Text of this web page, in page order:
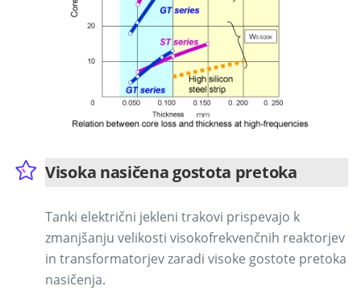
Visoka nasičena gostota pretoka
Tanki električni jekleni trakovi prispevajo k
zmanjšanju velikosti visokofrekvenčnih reaktorjev
in transformatorjev zaradi visoke gostote pretoka
nasičenja.